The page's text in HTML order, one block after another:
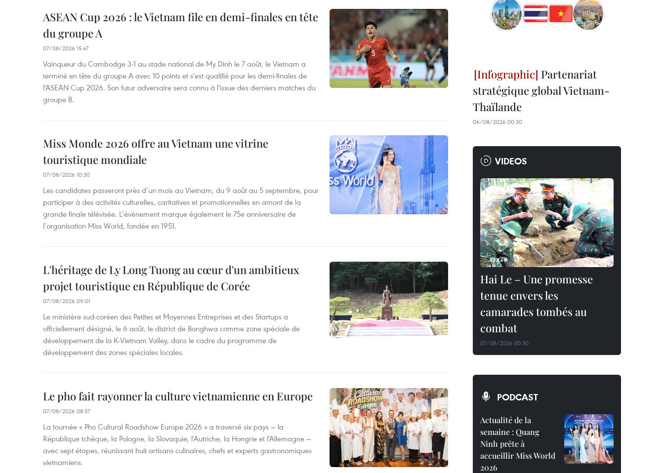
ASEAN Cup 2026 : le Vietnam file en demi-finales en tête
du groupe A
07/08/2026 15:47
Vainqueur du Cambodge 3-1 au stade national de My Dinh le 7 août, le Vietnam a
terminé en tête du groupe A avec 10 points et s'est qualifié pour les demi-finales de
l'ASEAN Cup 2026. Son futur adversaire sera connu à l'issue des derniers matches du
groupe B.
Miss Monde 2026 offre au Vietnam une vitrine
touristique mondiale
07/08/2026 10:30
Les candidates passeront près d’un mois au Vietnam, du 9 août au 5 septembre, pour
participer à des activités culturelles, caritatives et promotionnelles en amont de la
grande finale télévisée. L’événement marque également le 75e anniversaire de
l’organisation Miss World, fondée en 1951.
L'héritage de Ly Long Tuong au cœur d'un ambitieux
projet touristique en République de Corée
07/08/2026 09:01
Le ministère sud-coréen des Petites et Moyennes Entreprises et des Startups a
officiellement désigné, le 6 août, le district de Bonghwa comme zone spéciale de
développement de la K-Vietnam Valley, dans le cadre du programme de
développement des zones spéciales locales.
Le pho fait rayonner la culture vietnamienne en Europe
07/08/2026 08:57
La tournée « Pho Cultural Roadshow Europe 2026 » a traversé six pays — la
République tchèque, la Pologne, la Slovaquie, l'Autriche, la Hongrie et l'Allemagne —
avec sept étapes, réunissant huit artisans culinaires, chefs et experts gastronomiques
vietnamiens.
Partenariat
stratégique global Vietnam-
Thaïlande
06/08/2026 00:30
VIDEOS
Hai Le – Une promesse
tenue envers les
camarades tombés au
combat
07/08/2026 00:30
PODCAST
Actualité de la
semaine : Quang
Ninh prête à
accueillir Miss World
2026